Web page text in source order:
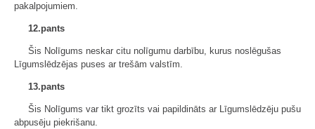
pakalpojumiem.
12.pants
Šis Nolīgums neskar citu nolīgumu darbību, kurus noslēgušas
Līgumslēdzējas puses ar trešām valstīm.
13.pants
Šis Nolīgums var tikt grozīts vai papildināts ar Līgumslēdzēju pušu
abpusēju piekrišanu.